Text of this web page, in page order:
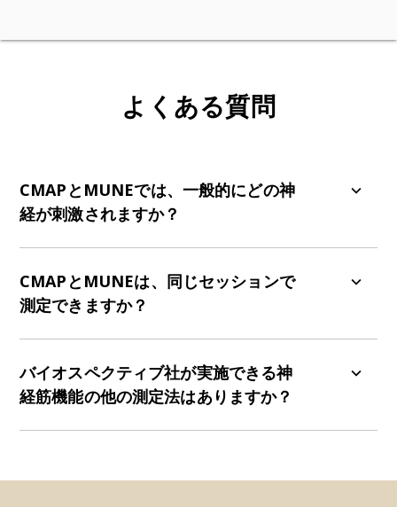
よくある質問
CMAPとMUNEでは、一般的にどの神
経が刺激されますか？
測定には坐骨運動神経を刺激します。
CMAPとMUNEは、同じセッションで
測定できますか？
回の録音セッションで両方の測定値を取得できま
す。
バイオスペクティブ社が実施できる神
経筋機能の他の測定法はありますか？
査によって補完されます。